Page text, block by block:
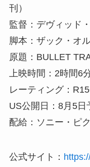
刊）
監督：デヴィッド
脚本：ザック・オ
原題：BULLET
上映時間：2時間6
レーティング：
US公開日：8月5日
配給：ソニー・ピ
公式サイト：